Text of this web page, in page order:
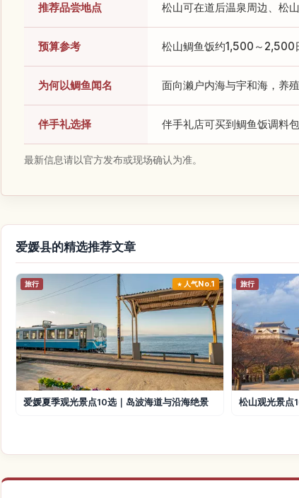
推荐品尝地点 松山可在道后温泉周边、松
预算参考 松山鲷鱼饭约1,500～2,500
为何以鲷鱼闻名 面向濑户内海与宇和海，养
伴手礼选择 伴手礼店可买到鲷鱼饭调料
最新信息请以官方发布或现场确认为准。
爱媛县的精选推荐文章
旅行 人气No.1
爱媛夏季观光景点10选｜岛波海道与沿海绝景
旅行
松山观光景点